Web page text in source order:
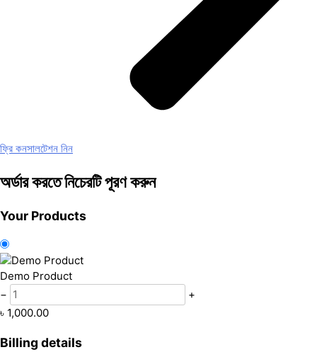
ফ্রি কনসালটেশন নিন
অর্ডার করতে নিচেরটি পূরণ করুন
Your Products
Demo Product
−
+
৳ 1,000.00
Billing details